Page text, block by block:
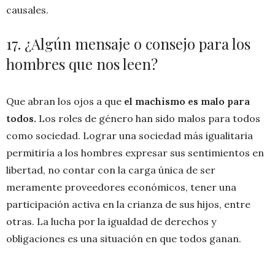
causales.
17. ¿Algún mensaje o consejo para los
hombres que nos leen?
Que abran los ojos a que el machismo es malo para
todos. Los roles de género han sido malos para todos
como sociedad. Lograr una sociedad más igualitaria
permitiría a los hombres expresar sus sentimientos en
libertad, no contar con la carga única de ser
meramente proveedores económicos, tener una
participación activa en la crianza de sus hijos, entre
otras. La lucha por la igualdad de derechos y
obligaciones es una situación en que todos ganan.